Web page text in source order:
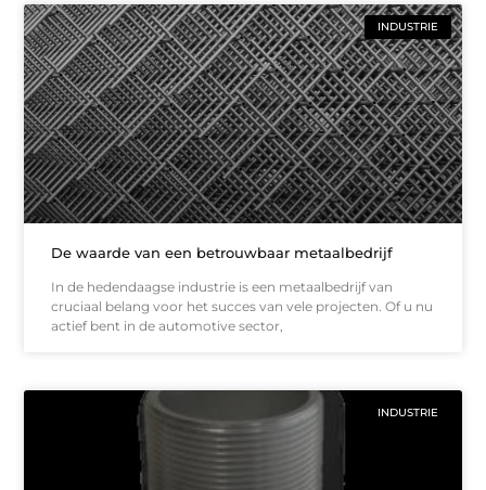
INDUSTRIE
De waarde van een betrouwbaar metaalbedrijf
In de hedendaagse industrie is een metaalbedrijf van
cruciaal belang voor het succes van vele projecten. Of u nu
actief bent in de automotive sector,
INDUSTRIE